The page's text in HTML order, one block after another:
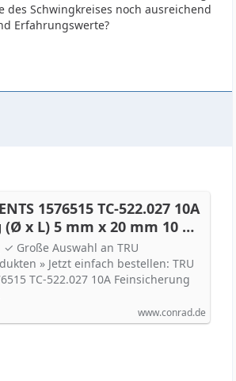
des Schwingkreises noch ausreichend
Erfahrungswerte?
1576515 TC-522.027 10A
x L) 5 mm x 20 mm 10 A
Inhalt 1 St. kaufen
Große Auswahl an TRU
» Jetzt einfach bestellen: TRU
TC-522.027 10A Feinsicherung
www.conrad.de